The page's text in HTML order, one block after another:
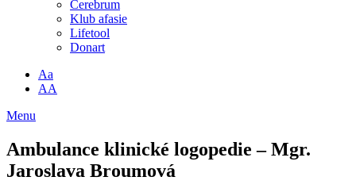
Cerebrum
Klub afasie
Lifetool
Donart
Aa
AA
Menu
Ambulance klinické logopedie – Mgr.
Jaroslava Broumová